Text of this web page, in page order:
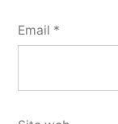
Email *